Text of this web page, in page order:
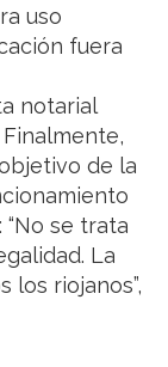
uso
fuera
notarial
de la
se trata
La
los riojanos”,